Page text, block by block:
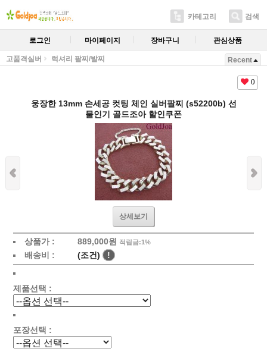
카테고리 검색
로그인 마이페이지 장바구니 관심상품
고품격실버 럭셔리 팔찌/발찌 Recent
0
웅장한 13mm 손세공 컷팅 체인 실버팔찌 (s52200b) 선
물인기 골드조아 할인쿠폰
상세보기
상품가 : 889,000원 적립금:1%
배송비 : (조건) !
제품선택 :
포장선택 :